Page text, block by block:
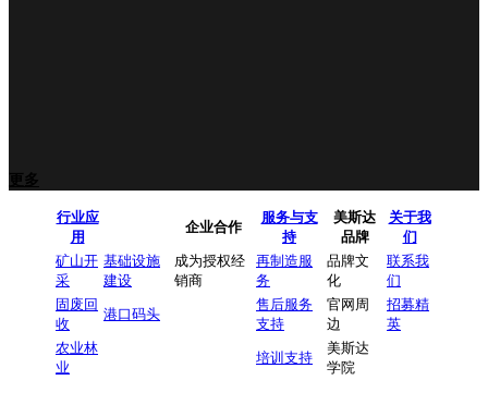
更多
行业应
用
企业合作
服务与支
持
美斯达
品牌
关于我
们
矿山开
采
基础设施
建设
成为授权经
销商
再制造服
务
品牌文
化
联系我
们
固废回
收
港口码头
售后服务
支持
官网周
边
招募精
英
农业林
业
培训支持
美斯达
学院